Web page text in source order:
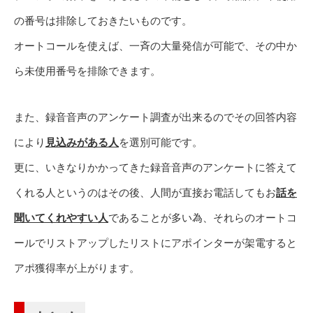
の番号は排除しておきたいものです。
オートコールを使えば、一斉の大量発信が可能で、その中か
ら未使用番号を排除できます。
また、録音音声のアンケート調査が出来るのでその回答内容
により 見込みがある人を選別可能です。
更に、いきなりかかってきた録音音声のアンケートに答えて
くれる人というのはその後、人間が直接お電話してもお話を
聞いてくれやすい人であることが多い為、それらのオートコ
ールでリストアップしたリストにアポインターが架電すると
アポ獲得率が上がります。